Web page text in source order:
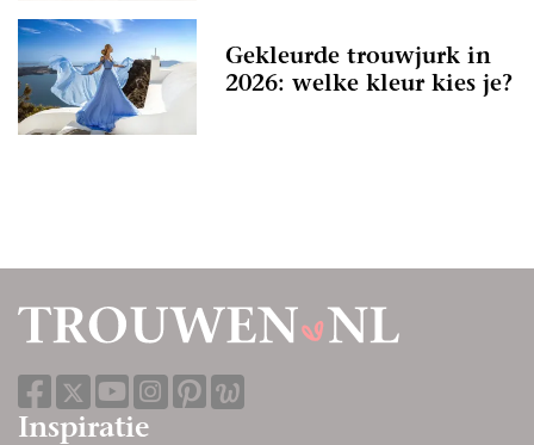
Gekleurde trouwjurk in
2026: welke kleur kies je?
Inspiratie